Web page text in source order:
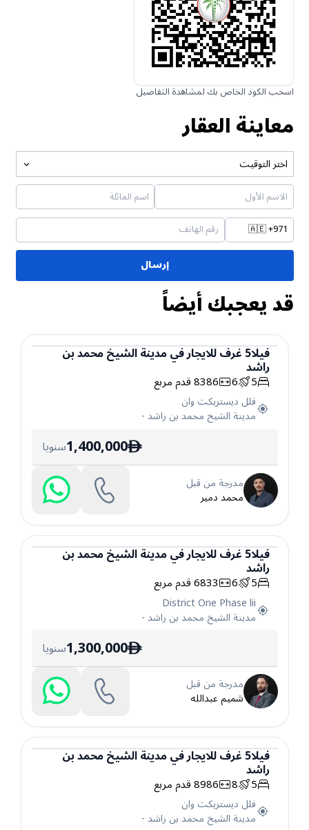
اسحب الكود الخاص بك لمشاهدة التفاصيل
معاينة العقار
اختر التوقيت
🇦🇪+971
إرسال
قد يعجبك أيضاً
فيلا
فيلا5غرفللايجارفيمدينة الشيخ محمد بن
راشد
5
6
8386قدم مربع
فلل ديستريكت وان
مدينة الشيخ محمد بن راشد-
ê
1,400,000سنويا
مدرجة من قبل
محمد دمير
فيلا
فيلا5غرفللايجارفيمدينة الشيخ محمد بن
راشد
5
6
6833قدم مربع
District One Phase lii
مدينة الشيخ محمد بن راشد-
ê
1,300,000سنويا
مدرجة من قبل
شميم عبدالله
فيلا
فيلا5غرفللايجارفيمدينة الشيخ محمد بن
راشد
5
8
8986قدم مربع
فلل ديستريكت وان
مدينة الشيخ محمد بن راشد-